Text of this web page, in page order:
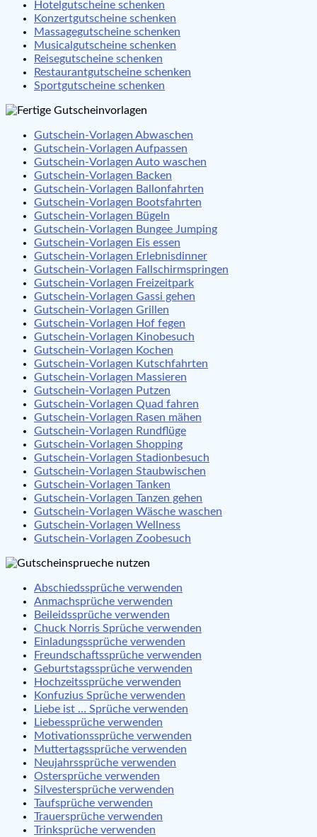
Hotelgutscheine schenken
Konzertgutscheine schenken
Massagegutscheine schenken
Musicalgutscheine schenken
Reisegutscheine schenken
Restaurantgutscheine schenken
Sportgutscheine schenken
Gutschein-Vorlagen Abwaschen
Gutschein-Vorlagen Aufpassen
Gutschein-Vorlagen Auto waschen
Gutschein-Vorlagen Backen
Gutschein-Vorlagen Ballonfahrten
Gutschein-Vorlagen Bootsfahrten
Gutschein-Vorlagen Bügeln
Gutschein-Vorlagen Bungee Jumping
Gutschein-Vorlagen Eis essen
Gutschein-Vorlagen Erlebnisdinner
Gutschein-Vorlagen Fallschirmspringen
Gutschein-Vorlagen Freizeitpark
Gutschein-Vorlagen Gassi gehen
Gutschein-Vorlagen Grillen
Gutschein-Vorlagen Hof fegen
Gutschein-Vorlagen Kinobesuch
Gutschein-Vorlagen Kochen
Gutschein-Vorlagen Kutschfahrten
Gutschein-Vorlagen Massieren
Gutschein-Vorlagen Putzen
Gutschein-Vorlagen Quad fahren
Gutschein-Vorlagen Rasen mähen
Gutschein-Vorlagen Rundflüge
Gutschein-Vorlagen Shopping
Gutschein-Vorlagen Stadionbesuch
Gutschein-Vorlagen Staubwischen
Gutschein-Vorlagen Tanken
Gutschein-Vorlagen Tanzen gehen
Gutschein-Vorlagen Wäsche waschen
Gutschein-Vorlagen Wellness
Gutschein-Vorlagen Zoobesuch
Abschiedssprüche verwenden
Anmachsprüche verwenden
Beileidssprüche verwenden
Chuck Norris Sprüche verwenden
Einladungssprüche verwenden
Freundschaftssprüche verwenden
Geburtstagssprüche verwenden
Hochzeitssprüche verwenden
Konfuzius Sprüche verwenden
Liebe ist … Sprüche verwenden
Liebessprüche verwenden
Motivationssprüche verwenden
Muttertagssprüche verwenden
Neujahrssprüche verwenden
Ostersprüche verwenden
Silvestersprüche verwenden
Taufsprüche verwenden
Trauersprüche verwenden
Trinksprüche verwenden